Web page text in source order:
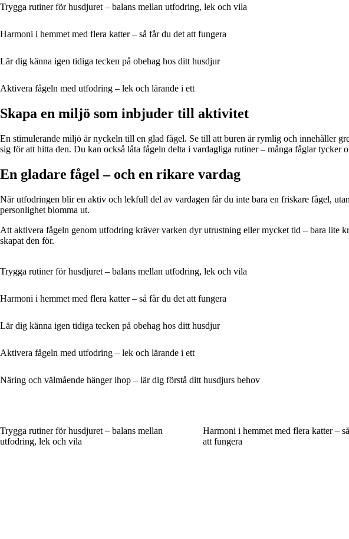
Trygga rutiner för husdjuret – balans mellan utfodring, lek och vila
Harmoni i hemmet med flera katter – så får du det att fungera
Lär dig känna igen tidiga tecken på obehag hos ditt husdjur
Aktivera fågeln med utfodring – lek och lärande i ett
Skapa en miljö som inbjuder till aktivitet
En stimulerande miljö är nyckeln till en glad fågel. Se till att buren är rymlig och innehåller
sig för att hitta den. Du kan också låta fågeln delta i vardagliga rutiner – många fåglar tycker
En gladare fågel – och en rikare vardag
När utfodringen blir en aktiv och lekfull del av vardagen får du inte bara en friskare fågel,
personlighet blomma ut.
Att aktivera fågeln genom utfodring kräver varken dyr utrustning eller mycket tid – bara lite
skapat den för.
Trygga rutiner för husdjuret – balans mellan utfodring, lek och vila
Harmoni i hemmet med flera katter – så får du det att fungera
Lär dig känna igen tidiga tecken på obehag hos ditt husdjur
Aktivera fågeln med utfodring – lek och lärande i ett
Näring och välmående hänger ihop – lär dig förstå ditt husdjurs behov
Trygga rutiner för husdjuret – balans mellan
utfodring, lek och vila
Harmoni i hemmet med flera katter –
att fungera